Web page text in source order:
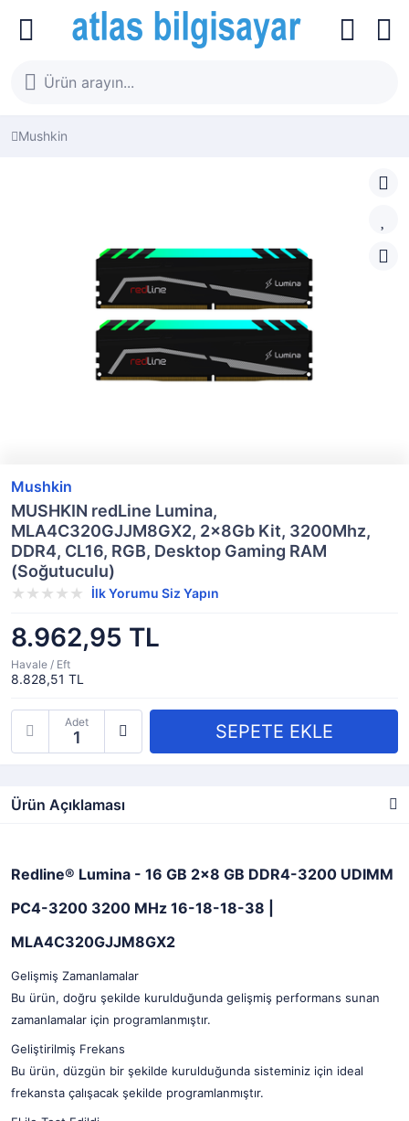
Mushkin
Mushkin
MUSHKIN redLine Lumina,
MLA4C320GJJM8GX2, 2x8Gb Kit, 3200Mhz,
DDR4, CL16, RGB, Desktop Gaming RAM
(Soğutuculu)
İlk Yorumu Siz Yapın
8.962,95 TL
Havale / Eft
8.828,51 TL
Adet
Ürün Açıklaması
Redline® Lumina - 16 GB 2x8 GB DDR4-3200 UDIMM
PC4-3200 3200 MHz 16-18-18-38 |
MLA4C320GJJM8GX2
Gelişmiş Zamanlamalar
Bu ürün, doğru şekilde kurulduğunda gelişmiş performans sunan
zamanlamalar için programlanmıştır.
Geliştirilmiş Frekans
Bu ürün, düzgün bir şekilde kurulduğunda sisteminiz için ideal
frekansta çalışacak şekilde programlanmıştır.